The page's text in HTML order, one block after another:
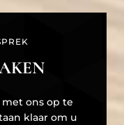
ons op te
klaar om u